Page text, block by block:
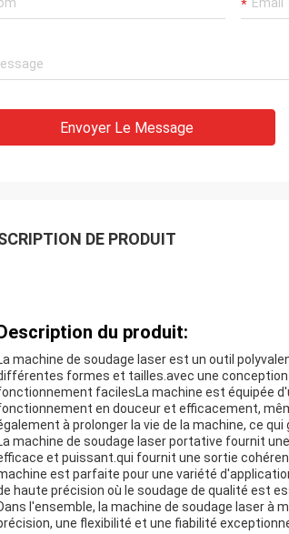
Envoyer Le Message
DE PRODUIT
du produit:
machine de soudage laser est un outil
formes et tailles.avec une
facilesLa machine est équipée
en douceur et efficacement,
à prolonger la vie de la machine, ce
machine de soudage laser portative fournit
et puissant.qui fournit une sortie
est parfaite pour une variété
haute précision où le soudage de qualité est
l'ensemble, la machine de soudage laser à
une flexibilité et une fiabilité